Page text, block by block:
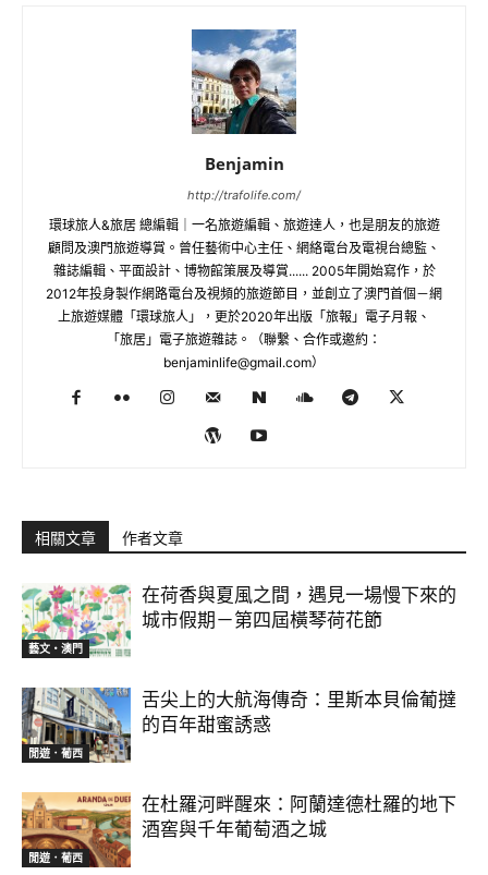
Benjamin
http://trafolife.com/
環球旅人&旅居 總編輯｜一名旅遊編輯、旅遊達人，也是朋友的旅遊
顧問及澳門旅遊導賞。曾任藝術中心主任、網絡電台及電視台總監、
雜誌編輯、平面設計、博物館策展及導賞...... 2005年開始寫作，於
2012年投身製作網路電台及視頻的旅遊節目，並創立了澳門首個－網
上旅遊媒體「環球旅人」，更於2020年出版「旅報」電子月報、
「旅居」電子旅遊雜誌。（聯繫、合作或邀約：
benjaminlife@gmail.com）
相關文章 作者文章
藝文‧澳門
在荷香與夏風之間，遇見一場慢下來的
城市假期－第四屆橫琴荷花節
閒遊．葡西
舌尖上的大航海傳奇：里斯本貝倫葡撻
的百年甜蜜誘惑
閒遊．葡西
在杜羅河畔醒來：阿蘭達德杜羅的地下
酒窖與千年葡萄酒之城